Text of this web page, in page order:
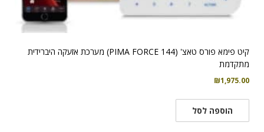
קיט פימא פורס טאצ' (PIMA FORCE 144) מערכת אזעקה היברידית
מתקדמת
₪1,975.00
הוספה לסל